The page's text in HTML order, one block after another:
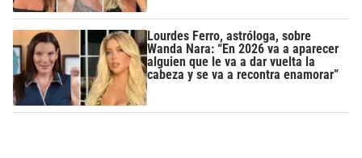
Lourdes Ferro, astróloga, sobre
Wanda Nara: “En 2026 va a aparecer
alguien que le va a dar vuelta la
cabeza y se va a recontra enamorar”